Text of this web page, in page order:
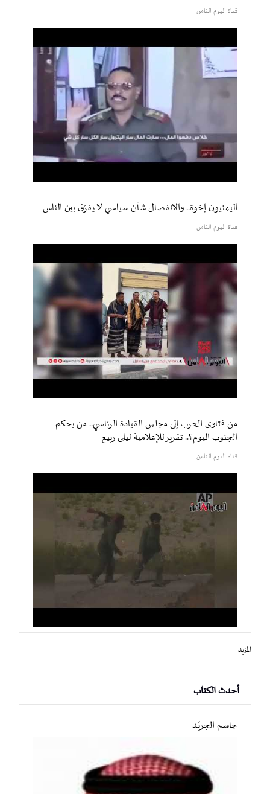
قناة اليوم الثامن
اليمنيون إخوة.. والانفصال شأن سياسي لا يفرّق بين الناس
قناة اليوم الثامن
من فتاوى الحرب إلى مجلس القيادة الرئاسي.. من يحكم
الجنوب اليوم؟.. تقرير للإعلامية ليلى ربيع
قناة اليوم الثامن
المزيد
أحدث الكتاب
جاسم الجريّد